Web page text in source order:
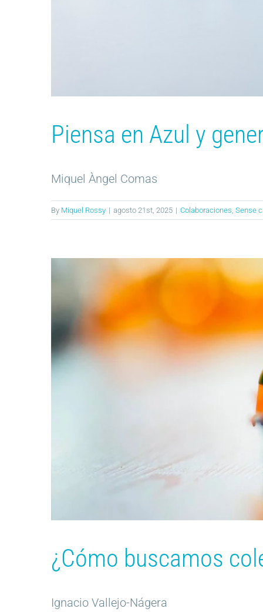
Piensa en Azul y
Miquel Àngel Comas
By Miquel Rossy | agosto 21st, 2025 | Colaboraciones, Sense
¿Cómo buscamos
Ignacio Vallejo-Nágera